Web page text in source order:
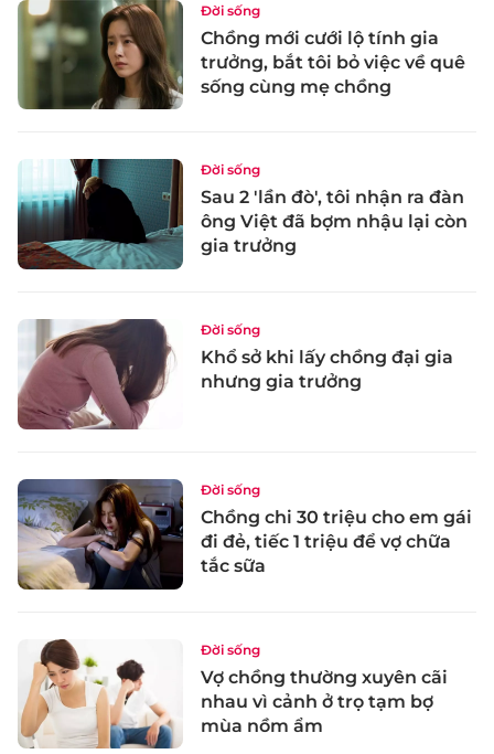
Đời sống
Chồng mới cưới lộ tính gia
trưởng, bắt tôi bỏ việc về quê
sống cùng mẹ chồng
Đời sống
Sau 2 'lần đò', tôi nhận ra đàn
ông Việt đã bợm nhậu lại còn
gia trưởng
Đời sống
Khổ sở khi lấy chồng đại gia
nhưng gia trưởng
Đời sống
Chồng chi 30 triệu cho em gái
đi đẻ, tiếc 1 triệu để vợ chữa
tắc sữa
Đời sống
Vợ chồng thường xuyên cãi
nhau vì cảnh ở trọ tạm bợ
mùa nồm ẩm